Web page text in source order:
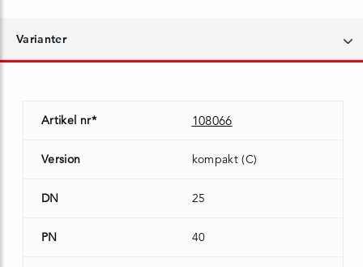
Varianter
Artikel nr* 108066
Version kompakt (C)
DN 25
PN 40